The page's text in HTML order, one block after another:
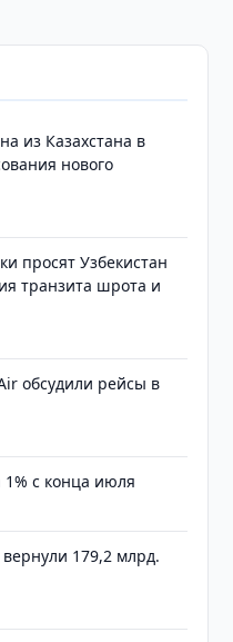
из Казахстана в
нового
просят Узбекистан
транзита шрота и
обсудили рейсы в
с конца июля
179,2 млрд.